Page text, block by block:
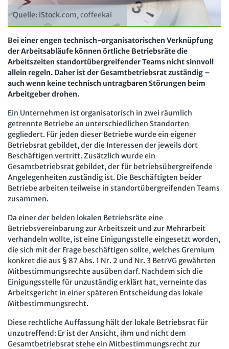
Zeitschriften
Der Personalrat
Computer und Arbeit
Gute Arbeit
Betriebsrat und Mitbestimmung
Arbeitsschutz und Mitbestimmung
Schwerbehindertenrecht und Inklusion
Mitbestimmung
Arbeit und Recht
Soziales Recht
Digitales Arbeits- und Sozialrecht
Soziale Sicherheit
Betriebsratswissen online
Beschäftigtendatenschutz online
Personalratswissen online
Schwerbehindertenrecht online
Arbeitszeit online
KI-Praxis Arbeitsrecht online
JAV-Praxis online
Software
Newsletter
Bund SHOP
Abo
mein Bund-Online
Presse Interne Meldestelle Verträge kündigen
Hilfe
Datenschutz
AGB Impressum
Kontakt
Erklärung zur Barrierefreiheit
Verlag
Karriere Buchhandel
Quelle: iStock.com, coffeekai
Bei einer engen technisch-organisatorischen Verknüpfung
der Arbeitsabläufe können örtliche Betriebsräte die
Arbeitszeiten standortübergreifender Teams nicht sinnvoll
allein regeln. Daher ist der Gesamtbetriebsrat zuständig –
auch wenn keine technisch untragbaren Störungen beim
Arbeitgeber drohen.
Ein Unternehmen ist organisatorisch in zwei räumlich
getrennte Betriebe an unterschiedlichen Standorten
gegliedert. Für jeden dieser Betriebe wurde ein eigener
Betriebsrat gebildet, der die Interessen der jeweils dort
Beschäftigen vertritt. Zusätzlich wurde ein
Gesamtbetriebsrat gebildet, der für betriebsübergreifende
Angelegenheiten zuständig ist. Die Beschäftigten beider
Betriebe arbeiten teilweise in standortübergreifenden Teams
zusammen.
Da einer der beiden lokalen Betriebsräte eine
Betriebsvereinbarung zur Arbeitszeit und zur Mehrarbeit
verhandeln wollte, ist eine Einigungsstelle eingesetzt worden,
die sich mit der Frage beschäftigen sollte, welches Gremium
konkret die aus § 87 Abs. 1 Nr. 2 und Nr. 3 BetrVG gewährten
Mitbestimmungsrechte ausüben darf. Nachdem sich die
Einigungsstelle für unzuständig erklärt hat, verneinte das
Arbeitsgericht in einer späteren Entscheidung das lokale
Mitbestimmungsrecht.
Diese rechtliche Auffassung hält der lokale Betriebsrat für
unzutreffend: Er ist der Ansicht, ihm und nicht dem
Gesamtbetriebsrat stehe ein Mitbestimmungsrecht zur